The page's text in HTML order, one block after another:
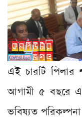
এই চারটি পিলার
আগামী ৫ বছরে
ভবিষ্যত